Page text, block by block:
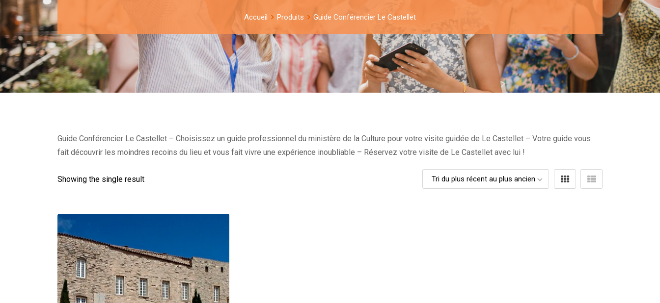
Accueil Produits Guide Conférencier Le Castellet
Guide Conférencier Le Castellet – Choisissez un guide professionnel du ministère de la Culture pour votre visite guidée de Le Castellet – Votre guide vous
fait découvrir les moindres recoins du lieu et vous fait vivre une expérience inoubliable – Réservez votre visite de Le Castellet avec lui !
Showing the single result